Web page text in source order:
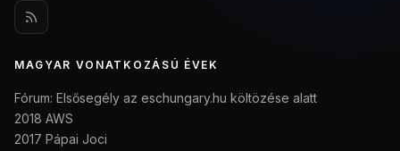
MAGYAR VONATKOZÁSÚ ÉVEK
Fórum: Elsősegély az eschungary.hu költözése alatt
2018 AWS
2017 Pápai Joci